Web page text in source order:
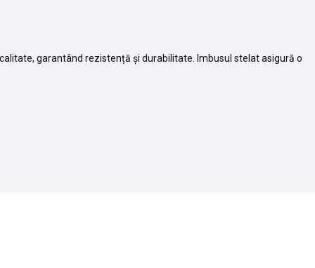
garantând rezistență și durabilitate. Imbusul stelat asigură o